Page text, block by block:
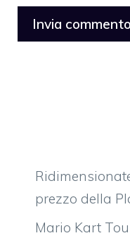
prezzo della
Mario Kart